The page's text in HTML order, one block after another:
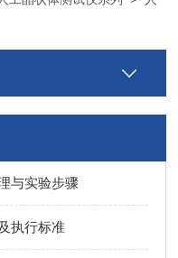
与实验步骤
执行标准